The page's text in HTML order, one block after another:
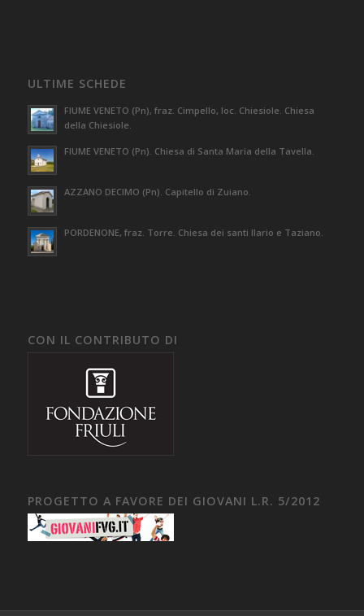
ULTIME SCHEDE
FIUME VENETO (Pn), fraz. Cimpello, loc. Chiesiole. Chiesa
della Chiesiole.
FIUME VENETO (Pn). Chiesa di Santa Maria della Tavella.
AZZANO DECIMO (Pn). Capitello di Zuiano.
PORDENONE, fraz. Torre. Chiesa dei santi Ilario e Taziano.
CON IL CONTRIBUTO DI
PROGETTO A FAVORE DEI GIOVANI L.R. 5/2012